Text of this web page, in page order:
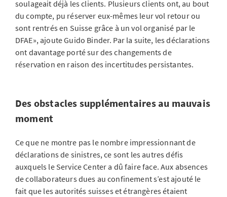
soulageait déjà les clients. Plusieurs clients ont, au bout
du compte, pu réserver eux-mêmes leur vol retour ou
sont rentrés en Suisse grâce à un vol organisé par le
DFAE», ajoute Guido Binder. Par la suite, les déclarations
ont davantage porté sur des changements de
réservation en raison des incertitudes persistantes.
Des obstacles supplémentaires au mauvais
moment
Ce que ne montre pas le nombre impressionnant de
déclarations de sinistres, ce sont les autres défis
auxquels le Service Center a dû faire face. Aux absences
de collaborateurs dues au confinement s’est ajouté le
fait que les autorités suisses et étrangères étaient